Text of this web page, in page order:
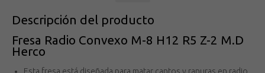
Descripción del producto
Fresa Radio Convexo M-8 H12 R5 Z-2 M.D
Herco